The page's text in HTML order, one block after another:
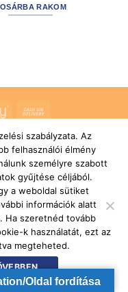
RAKOM
AfterPay
Delivery
FELTÉTELEK
JOGI NYILATKOZAT
ÜGYFÉLSZOLGÁLAT
byPrintroom Bt. -
Oldal fordítása
szabályzata. Az
felhasználói élmény
személyre szabott
gyűjtése céljából.
a weboldal sütiket
információk alatt
Ha szeretnéd tovább
k használatát, ezt az
megteheted.